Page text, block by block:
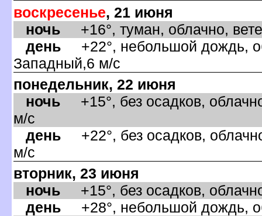
оскресенье, 21 июня
ночь +16°, туман, облачно,
день +22°, небольшой дождь,
Западный,6 м/с
понедельник, 22 июня
ночь +15°, без осадков,
м/с
день +22°, без осадков,
м/с
торник, 23 июня
ночь +15°, без осадков,
день +28°, небольшой дождь,